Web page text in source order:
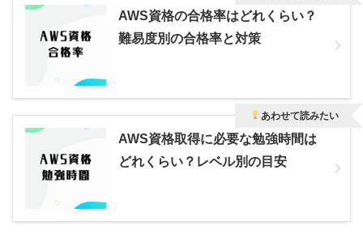
AWS資格の合格率はどれくらい？
難易度別の合格率と対策
AWS資格取得に必要な勉強時間は
どれくらい？レベル別の目安
あわせて読みたい